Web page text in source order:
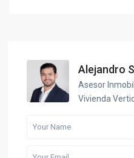
Alejandro
Asesor
Vivienda